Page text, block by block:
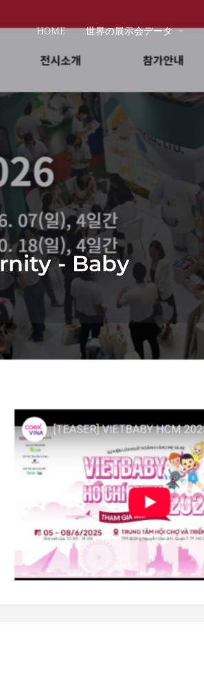
HOME 世界の展示会データ
- Baby
Details